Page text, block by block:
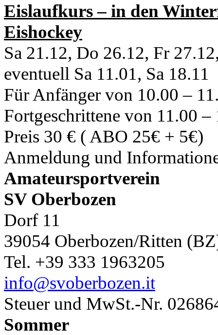
Eislaufkurs – in den
Eishockey
Sa 21.12, Do 26.12, Fr
eventuell Sa 11.01, Sa 18.11
Für Anfänger von 10.00 –
Fortgeschrittene von 11.00
Preis 30 € ( ABO 25€ + 5€)
Anmeldung und
Amateursportverein
SV Oberbozen
Dorf 11
39054 Oberbozen/Ritten
Tel. +39 333 1963205
info@svoberbozen.it
Steuer und MwSt.-Nr.
Sommer